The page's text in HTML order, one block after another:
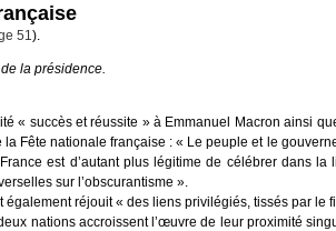
51).
la présidence.
« succès et réussite » à Emmanuel Macron ainsi
la Fête nationale française : « Le peuple et le
est d’autant plus légitime de célébrer dans
sur l’obscurantisme ».
également réjouit « des liens privilégiés, tissés par
nations accroissent l’œuvre de leur proximité